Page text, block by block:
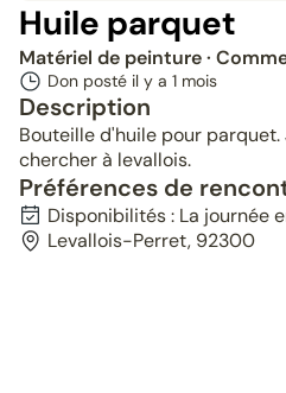
Huile parquet
Matériel de peinture·
Don posté il y a 1 mois
Description
Bouteille d'huile pour
chercher à levallois.
Préférences de
Disponibilités : La journée
Levallois-Perret, 92300